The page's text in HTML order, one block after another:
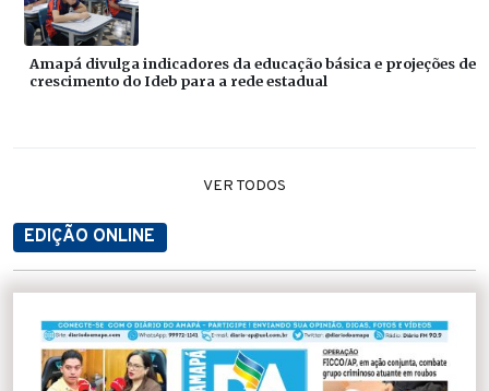
Amapá divulga indicadores da educação básica e projeções de
crescimento do Ideb para a rede estadual
VER TODOS
EDIÇÃO ONLINE